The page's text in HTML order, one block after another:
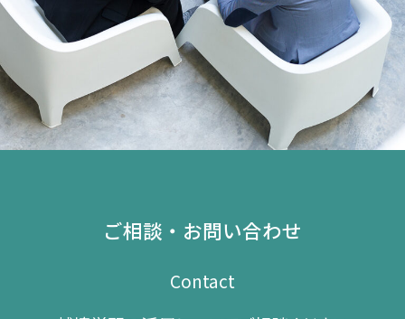
ご相談・お問い合わせ
Contact